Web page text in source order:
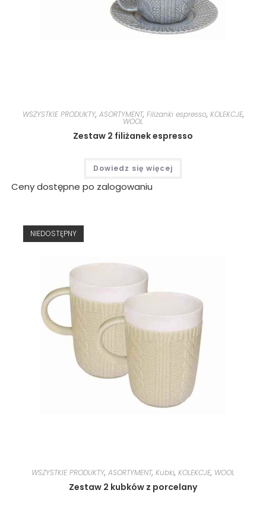
WSZYSTKIE PRODUKTY, ASORTYMENT, Filiżanki espresso, KOLEKCJE,
WOOL
Zestaw 2 filiżanek espresso
Dowiedz się więcej
Ceny dostępne po zalogowaniu
NIEDOSTĘPNY
WSZYSTKIE PRODUKTY, ASORTYMENT, Kubki, KOLEKCJE, WOOL
Zestaw 2 kubków z porcelany